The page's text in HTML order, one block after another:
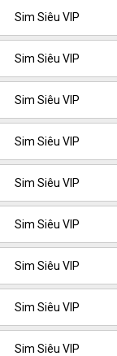
Sim Siêu VIP
Sim Siêu VIP
Sim Siêu VIP
Sim Siêu VIP
Sim Siêu VIP
Sim Siêu VIP
Sim Siêu VIP
Sim Siêu VIP
Sim Siêu VIP